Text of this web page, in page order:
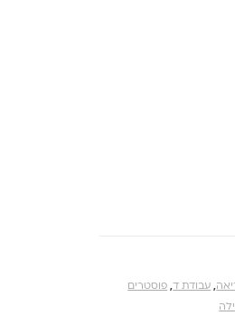
, עבודת ד, פוסטרים